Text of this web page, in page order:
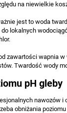
na niewielkie
jest to woda
lokalnych
zawartości wapnia
Twardość wody
pH gleby
nawozów i
obniżania